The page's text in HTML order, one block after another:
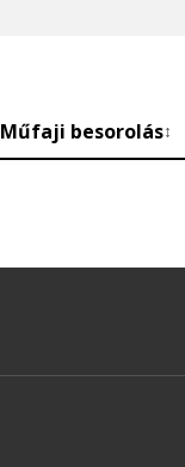
Műfaji besorolás↕